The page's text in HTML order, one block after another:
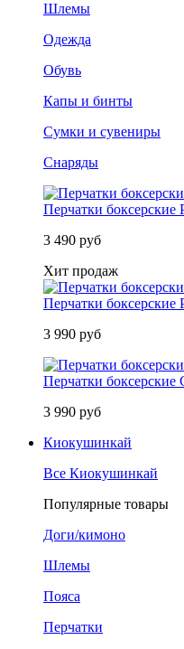
Шлемы
Одежда
Обувь
Капы и бинты
Сумки и сувениры
Снаряды
Перчатки боксерские
3 490 руб
Хит продаж
Перчатки боксерские
3 990 руб
Перчатки боксерские
3 990 руб
Киокушинкай
Все Киокушинкай
Популярные товары
Доги/кимоно
Шлемы
Пояса
Перчатки